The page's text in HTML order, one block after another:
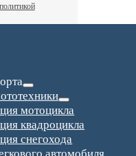
политикой
мотоцикла
квадроцикла
снегохода